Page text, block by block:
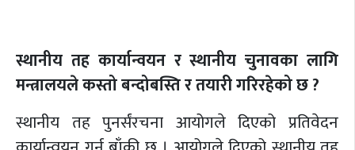
स्थानीय तह कार्यान्वयन र स्थानीय चुनावका लागि
मन्त्रालयले कस्तो बन्दोबस्ति र तयारी गरिरहेको छ ?
स्थानीय तह पुनर्संरचना आयोगले दिएको प्रतिवेदन